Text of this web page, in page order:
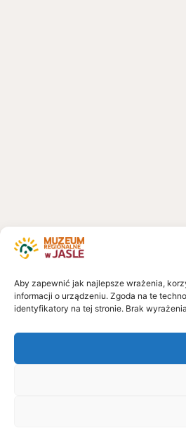
Aby zapewnić jak najlepsze wrażenia,
informacji o urządzeniu. Zgoda na te
identyfikatory na tej stronie. Brak